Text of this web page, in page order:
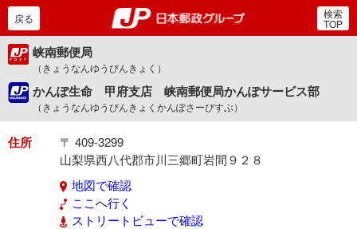
郵便局・日本郵政グルー
戻る 検索
TOP
峡南郵便局
（きょうなんゆうびんきょく）
かんぽ生命 甲府支店 峡南郵便局かんぽサービス部
（きょうなんゆうびんきょくかんぽさーびすぶ）
住所
〒 409-3299
山梨県西八代郡市川三郷町岩間９２８
地図で確認
ここへ行く
ストリートビューで確認